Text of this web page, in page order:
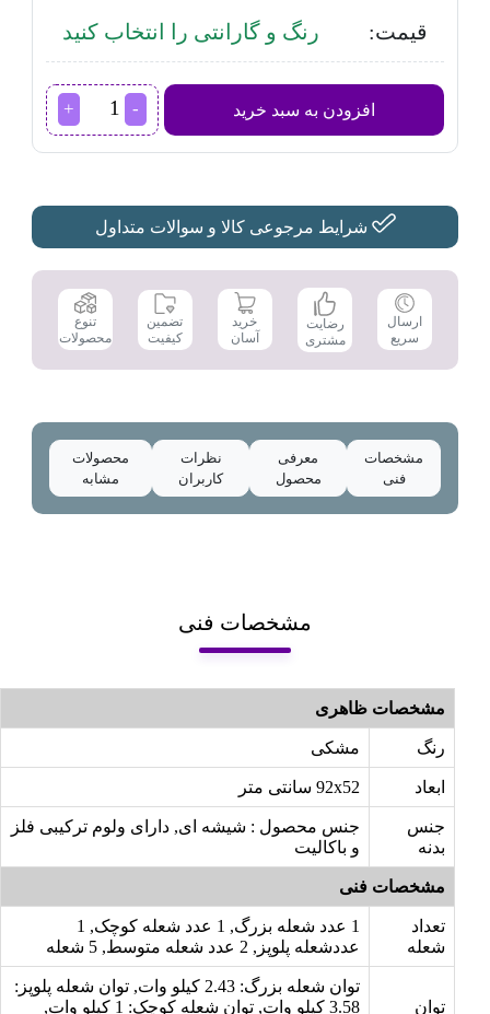
قیمت: رنگ و گارانتی را انتخاب کنید
افزودن به سبد خرید
اجاق
گاز
عدد
شرایط مرجوعی کالا و سوالات متداول
ارسال
سریع
رضایت
مشتری
خرید
آسان
تضمین
کیفیت
تنوع
محصولات
مشخصات
فنی
معرفی
محصول
نظرات
کاربران
محصولات
مشابه
مشخصات فنی
مشخصات ظاهری
رنگ مشکی
ابعاد 92x52 سانتی متر
جنس
بدنه
جنس محصول : شیشه ای, دارای ولوم ترکیبی فلز
و باکالیت
مشخصات فنی
تعداد
شعله
1 عدد شعله بزرگ, 1 عدد شعله کوچک, 1
عددشعله پلوپز, 2 عدد شعله متوسط, 5 شعله
توان
توان شعله بزرگ: 2.43 کیلو وات, توان شعله پلوپز:
3.58 کیلو وات, توان شعله کوچک: 1 کیلو وات,